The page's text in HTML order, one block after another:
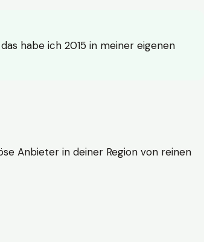
habe ich 2015 in meiner eigenen
Anbieter in deiner Region von reinen